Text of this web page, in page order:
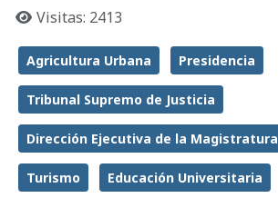
Visitas: 2413
Agricultura Urbana Presidencia
Tribunal Supremo de Justicia
Dirección Ejecutiva de la Magistratura
Turismo Educación Universitaria